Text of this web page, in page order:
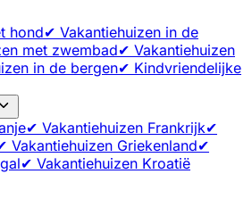
hond✔ Vakantiehuizen in de
met zwembad✔ Vakantiehuizen
in de bergen✔ Kindvriendelijke
✔ Vakantiehuizen Frankrijk✔
Vakantiehuizen Griekenland✔
✔ Vakantiehuizen Kroatië